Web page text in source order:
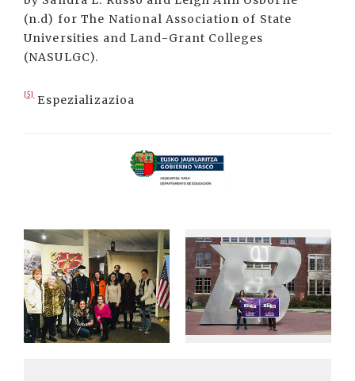
(n.d) for The National Association of State
Universities and Land-Grant Colleges
(NASULGC).
[5] Espezializazioa